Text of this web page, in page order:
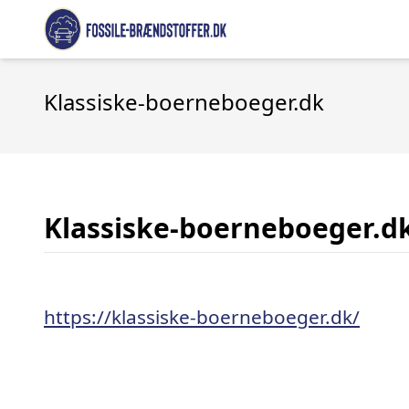
Klassiske-boerneboeger.dk
Klassiske-
https://klassiske-boerneboeger.dk/